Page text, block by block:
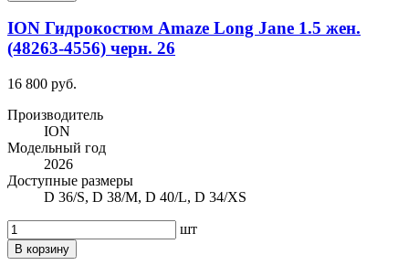
ION Гидрокостюм Amaze Long Jane 1.5 жен.
(48263-4556) черн. 26
16 800 руб.
Производитель
ION
Модельный год
2026
Доступные размеры
D 36/S, D 38/M, D 40/L, D 34/XS
шт
В корзину